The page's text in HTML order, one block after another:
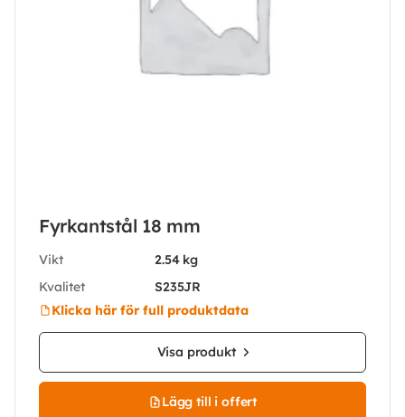
Fyrkantstål 18 mm
Vikt
2.54 kg
Kvalitet
S235JR
Klicka här för full produktdata
Visa produkt
Lägg till i offert